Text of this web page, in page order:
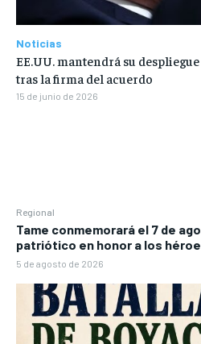
Regional
Tame conmemorará el 7 de
patriótico en honor a los
5 de agosto de 2026
Noticias
EE.UU. mantendrá su
tras la firma del acuerdo
15 de junio de 2026